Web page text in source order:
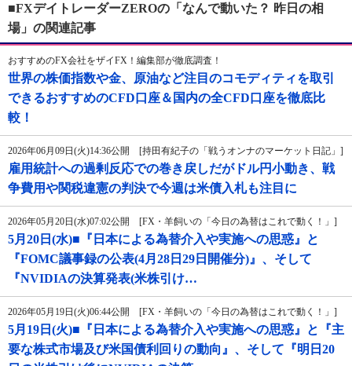
■FXデイトレーダーZEROの「なんで動いた？ 昨日の相
場」の関連記事
おすすめのFX会社をザイFX！編集部が徹底調査！
世界の株価指数や金、原油など注目のコモディティを取引
できるおすすめのCFD口座＆国内の全CFD口座を徹底比
較！
2026年06月09日(火)14:36公開 [持田有紀子の「戦うオンナのマーケット日記」]
雇用統計への過剰反応での巻き戻しだがドル円小動き、戦
争費用や関税違憲の判決で今週は米債入札も注目に
2026年05月20日(水)07:02公開 [FX・羊飼いの「今日の為替はこれで動く！」]
5月20日(水)■『日本による為替介入や実施への思惑』と
『FOMC議事録の公表(4月28日29日開催分)』、そして
『NVIDIAの決算発表(米株引け…
2026年05月19日(火)06:44公開 [FX・羊飼いの「今日の為替はこれで動く！」]
5月19日(火)■『日本による為替介入や実施への思惑』と『主
要な株式市場及び米国債利回りの動向』、そして『明日20